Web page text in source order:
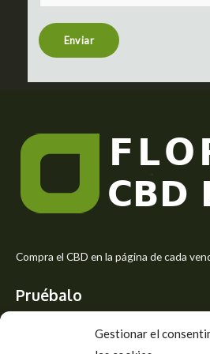
Gestionar el
t
r
s
e
Enviar
Compra el CBD en la página de cada
Pruébalo
Siente el mejor aroma de las flores CBD